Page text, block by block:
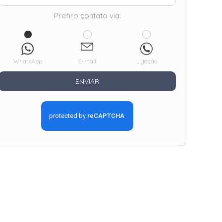
Prefiro contato via:
WhatsApp E-mail Ligação
ENVIAR